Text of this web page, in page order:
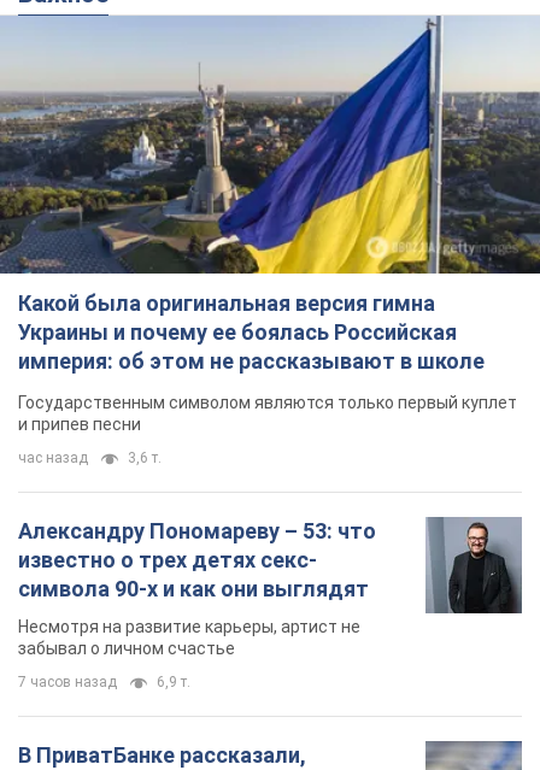
Какой была оригинальная версия гимна
Украины и почему ее боялась Российская
империя: об этом не рассказывают в школе
Государственным символом являются только первый куплет
и припев песни
час назад 3,6 т.
Александру Пономареву – 53: что
известно о трех детях секс-
символа 90-х и как они выглядят
Несмотря на развитие карьеры, артист не
забывал о личном счастье
7 часов назад 6,9 т.
В ПриватБанке рассказали,